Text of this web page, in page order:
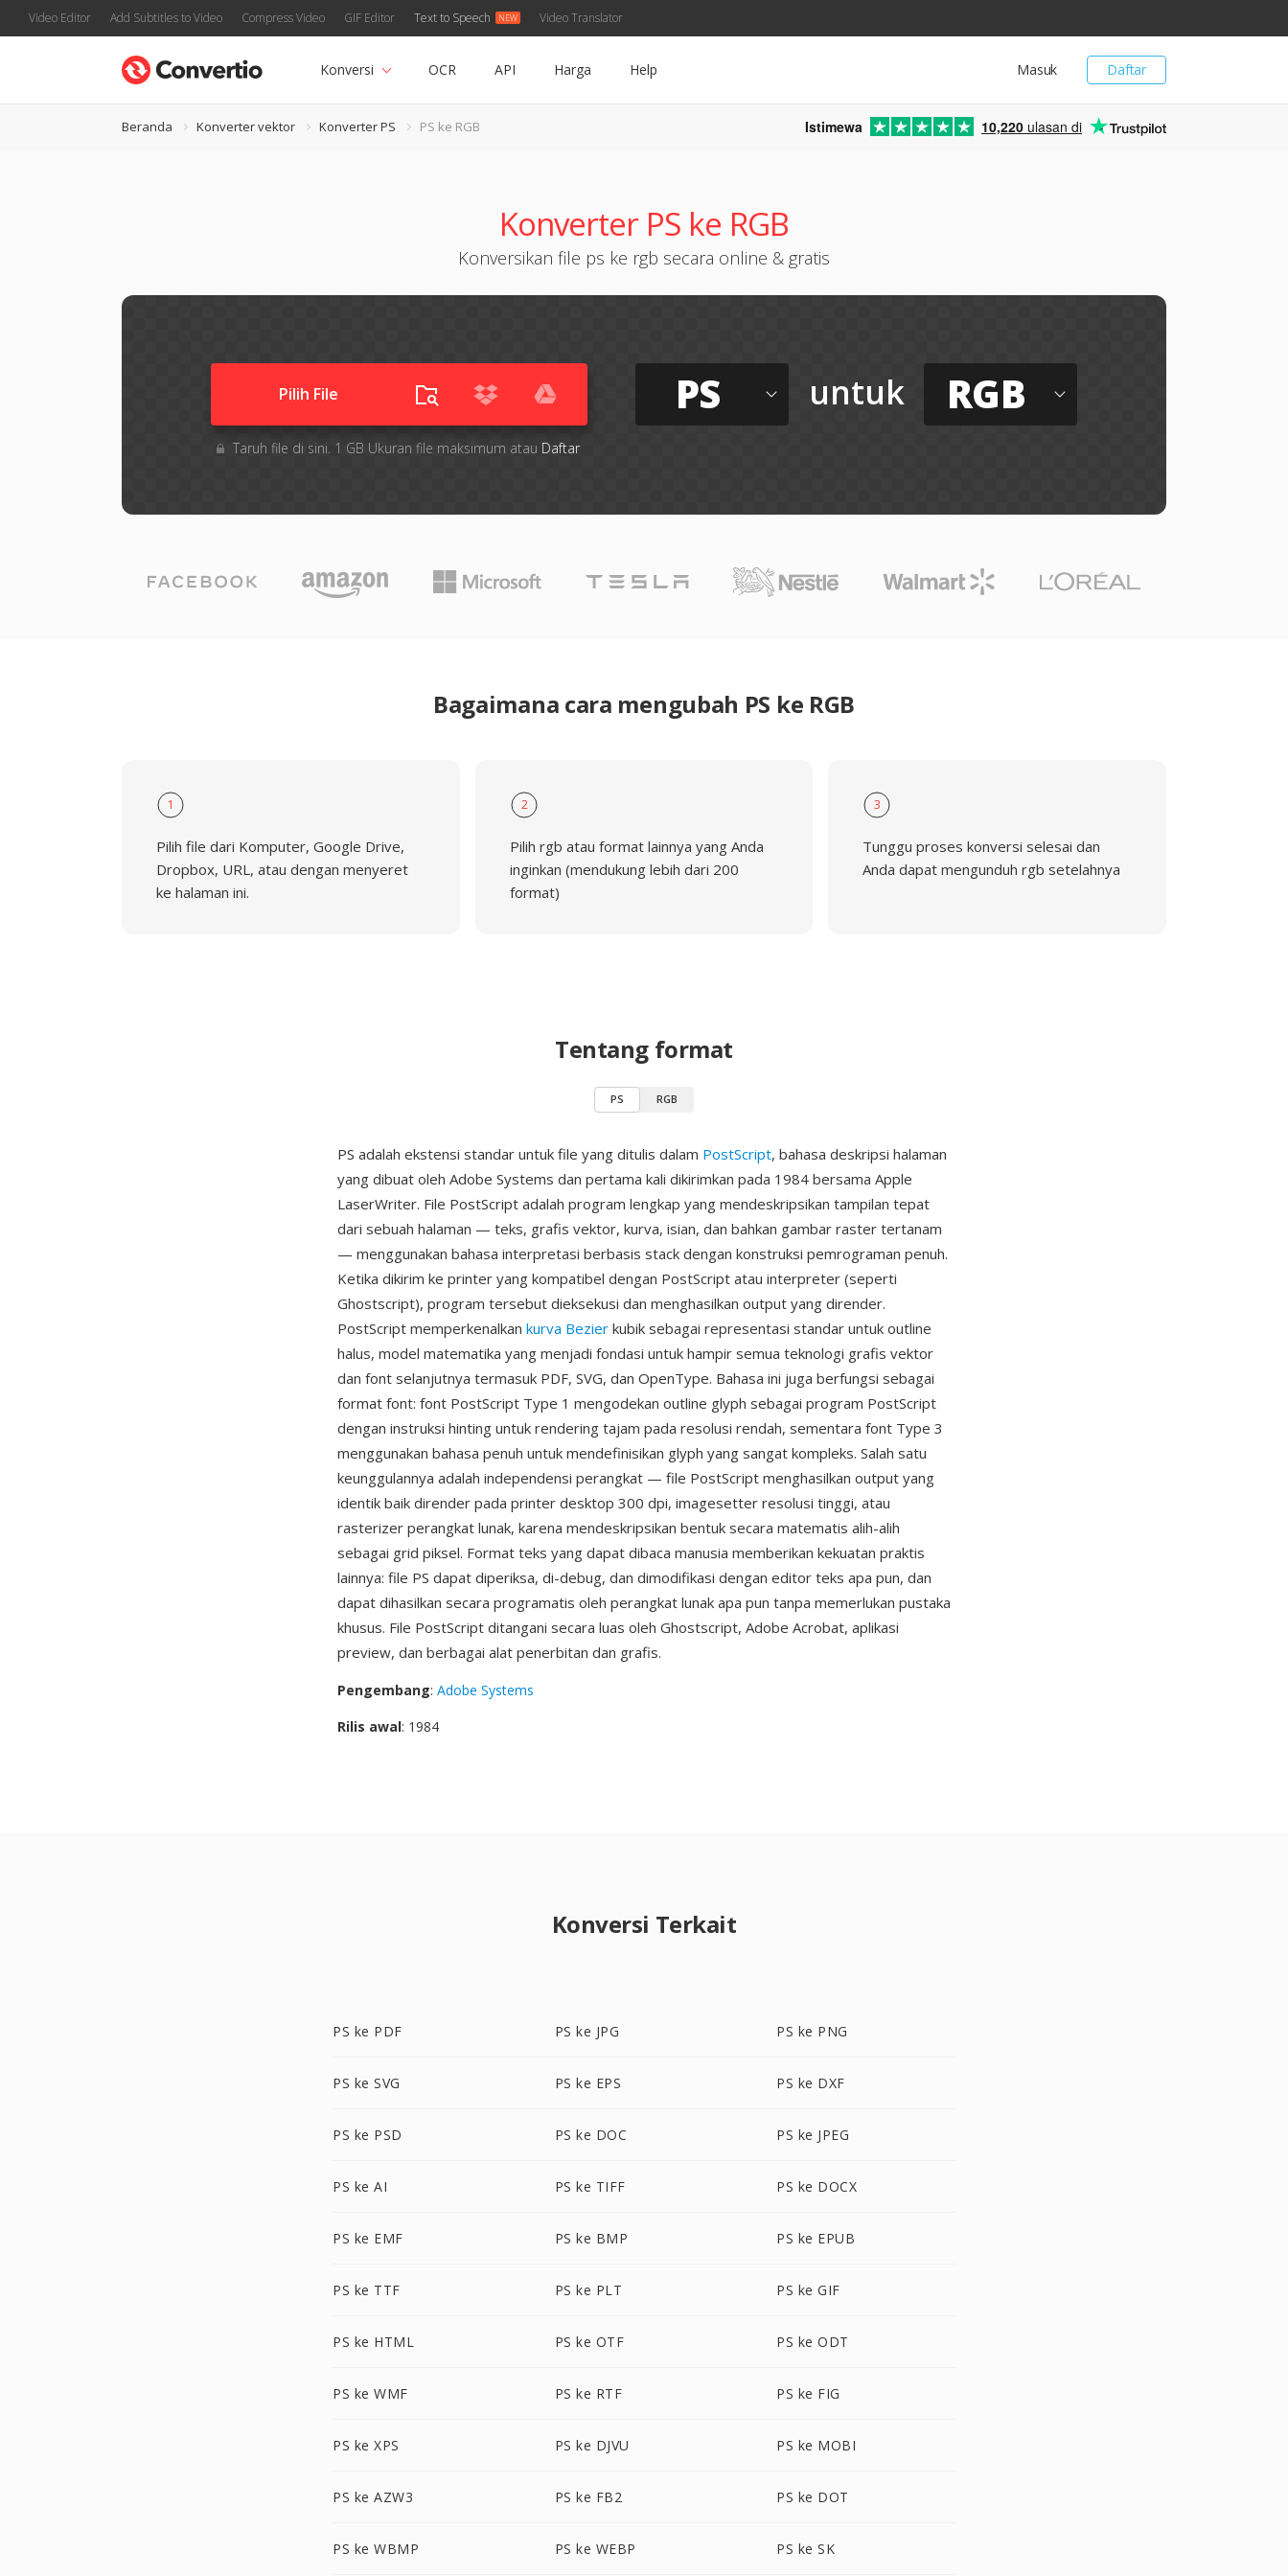
Video Editor Add Subtitles to Video Compress Video GIF Editor Text to Speech Video Translator
Daftar
Masuk
Konversi OCR API Harga Help
Beranda Konverter vektor Konverter PS PS ke RGB Istimewa 10,220 ulasan di
Konverter PS ke RGB
Konversikan file ps ke rgb secara online & gratis
Pilih File
Taruh file di sini. 1 GB Ukuran file maksimum atau Daftar
PS untuk RGB
Bagaimana cara mengubah PS ke RGB
1
Pilih file dari Komputer, Google Drive,
Dropbox, URL, atau dengan menyeret
ke halaman ini.
2
Pilih rgb atau format lainnya yang Anda
inginkan (mendukung lebih dari 200
format)
3
Tunggu proses konversi selesai dan
Anda dapat mengunduh rgb setelahnya
Tentang format
PS RGB
PS adalah ekstensi standar untuk file yang ditulis dalam PostScript, bahasa deskripsi halaman
yang dibuat oleh Adobe Systems dan pertama kali dikirimkan pada 1984 bersama Apple
LaserWriter. File PostScript adalah program lengkap yang mendeskripsikan tampilan tepat
dari sebuah halaman — teks, grafis vektor, kurva, isian, dan bahkan gambar raster tertanam
— menggunakan bahasa interpretasi berbasis stack dengan konstruksi pemrograman penuh.
Ketika dikirim ke printer yang kompatibel dengan PostScript atau interpreter (seperti
Ghostscript), program tersebut dieksekusi dan menghasilkan output yang dirender.
PostScript memperkenalkan kurva Bezier kubik sebagai representasi standar untuk outline
halus, model matematika yang menjadi fondasi untuk hampir semua teknologi grafis vektor
dan font selanjutnya termasuk PDF, SVG, dan OpenType. Bahasa ini juga berfungsi sebagai
format font: font PostScript Type 1 mengodekan outline glyph sebagai program PostScript
dengan instruksi hinting untuk rendering tajam pada resolusi rendah, sementara font Type 3
menggunakan bahasa penuh untuk mendefinisikan glyph yang sangat kompleks. Salah satu
keunggulannya adalah independensi perangkat — file PostScript menghasilkan output yang
identik baik dirender pada printer desktop 300 dpi, imagesetter resolusi tinggi, atau
rasterizer perangkat lunak, karena mendeskripsikan bentuk secara matematis alih-alih
sebagai grid piksel. Format teks yang dapat dibaca manusia memberikan kekuatan praktis
lainnya: file PS dapat diperiksa, di-debug, dan dimodifikasi dengan editor teks apa pun, dan
dapat dihasilkan secara programatis oleh perangkat lunak apa pun tanpa memerlukan pustaka
khusus. File PostScript ditangani secara luas oleh Ghostscript, Adobe Acrobat, aplikasi
preview, dan berbagai alat penerbitan dan grafis.
Pengembang: Adobe Systems
Rilis awal: 1984
Konversi Terkait
PS ke PDF PS ke JPG PS ke PNG
PS ke SVG PS ke EPS PS ke DXF
PS ke PSD PS ke DOC PS ke JPEG
PS ke AI PS ke TIFF PS ke DOCX
PS ke EMF PS ke BMP PS ke EPUB
PS ke TTF PS ke PLT PS ke GIF
PS ke HTML PS ke OTF PS ke ODT
PS ke WMF PS ke RTF PS ke FIG
PS ke XPS PS ke DJVU PS ke MOBI
PS ke AZW3 PS ke FB2 PS ke DOT
PS ke WBMP PS ke WEBP PS ke SK